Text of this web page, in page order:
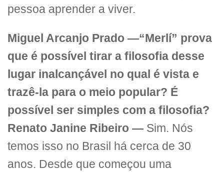
pessoa aprender a viver.
Miguel Arcanjo Prado —“Merlí” prova
que é possível tirar a filosofia desse
lugar inalcançável no qual é vista e
trazê-la para o meio popular? É
possível ser simples com a filosofia?
Renato Janine Ribeiro — Sim. Nós
temos isso no Brasil há cerca de 30
anos. Desde que começou uma